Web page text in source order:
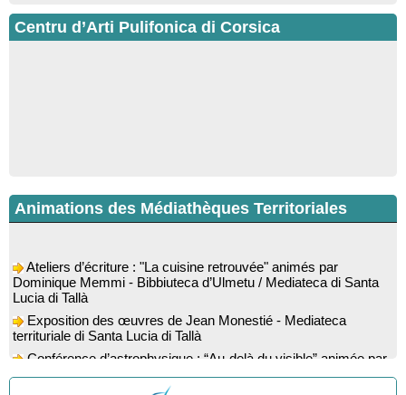
Centru d’Arti Pulifonica di Corsica
Animations des Médiathèques Territoriales
Dominique Memmi - Bibbiuteca d’Ulmetu / Mediateca di Santa
Lucia di Tallà
territuriale di Santa Lucia di Tallà
l’astrophysicien Paul Guerrini - Médiathèque - Pitretu è
Bicchisgià